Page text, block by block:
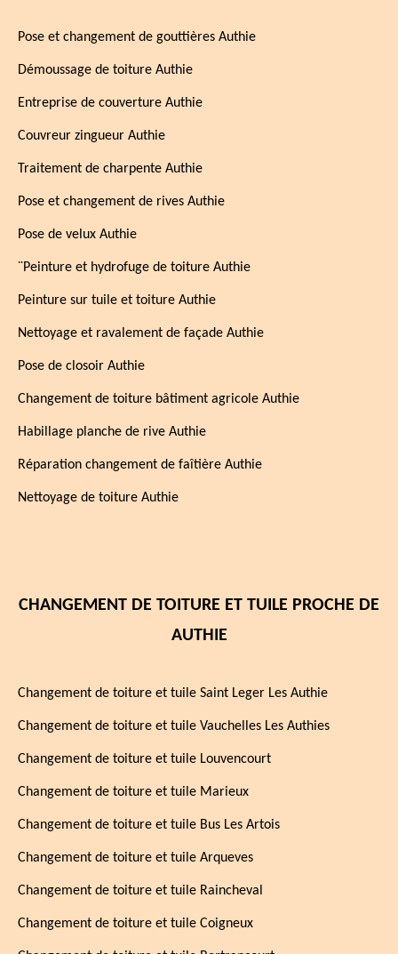
Pose et changement de gouttières Authie
Démoussage de toiture Authie
Entreprise de couverture Authie
Couvreur zingueur Authie
Traitement de charpente Authie
Pose et changement de rives Authie
Pose de velux Authie
¨Peinture et hydrofuge de toiture Authie
Peinture sur tuile et toiture Authie
Nettoyage et ravalement de façade Authie
Pose de closoir Authie
Changement de toiture bâtiment agricole Authie
Habillage planche de rive Authie
Réparation changement de faîtière Authie
Nettoyage de toiture Authie
CHANGEMENT DE TOITURE ET TUILE PROCHE DE
AUTHIE
Changement de toiture et tuile Saint Leger Les Authie
Changement de toiture et tuile Vauchelles Les Authies
Changement de toiture et tuile Louvencourt
Changement de toiture et tuile Marieux
Changement de toiture et tuile Bus Les Artois
Changement de toiture et tuile Arqueves
Changement de toiture et tuile Raincheval
Changement de toiture et tuile Coigneux